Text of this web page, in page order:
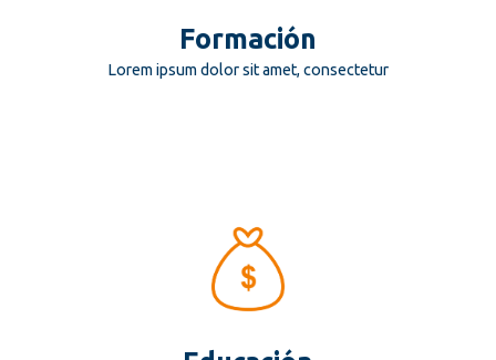
Formación
Lorem ipsum dolor sit amet, consectetur